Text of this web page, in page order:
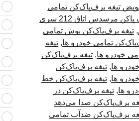
تیغه برف‌پاک‌کن تمامی
تیغه برف پاکن مرسدس اتاق 212 سری
, تیغه برف‌پاک‌کن بوش تمامی
تمامی خودرو ها, تیغه
خودرو ها, تیغه برف‌پاک‌کن
ها, تیغه برف‌پاک‌کن
ها, تیغه برف‌پاک‌کن خط
ها, تیغه برف‌پاک‌کن در
برف‌پاک‌کن صدا می‌دهد
برف‌پاک‌کن ضدآب تمامی